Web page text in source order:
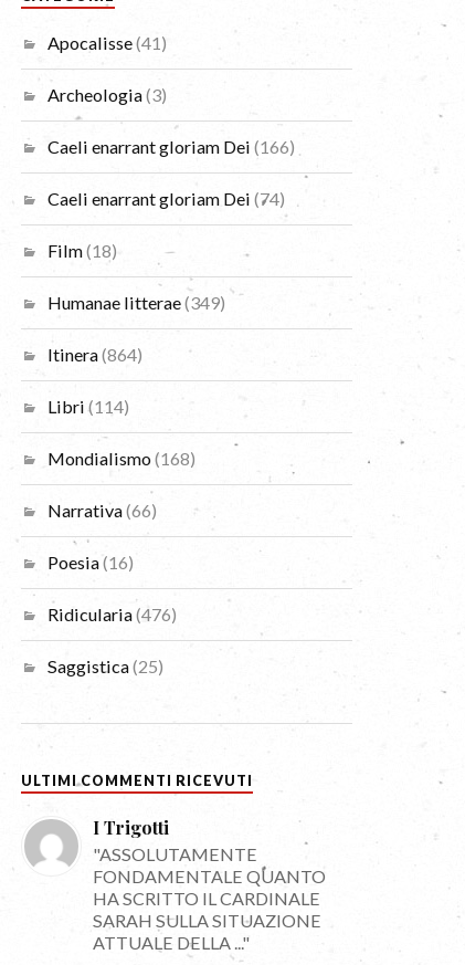
Apocalisse(41)
Archeologia(3)
Caeli enarrant gloriam Dei (166)
Caeli enarrant gloriam Dei (74)
Film(18)
Humanae litterae(349)
Itinera(864)
Libri (114)
Mondialismo(168)
Narrativa(66)
Poesia(16)
Ridicularia(476)
Saggistica(25)
ULTIMI COMMENTI RICEVUTI
I Trigotti
"ASSOLUTAMENTE
FONDAMENTALE QUANTO
HA SCRITTO IL CARDINALE
SARAH SULLA SITUAZIONE
ATTUALE DELLA ..."